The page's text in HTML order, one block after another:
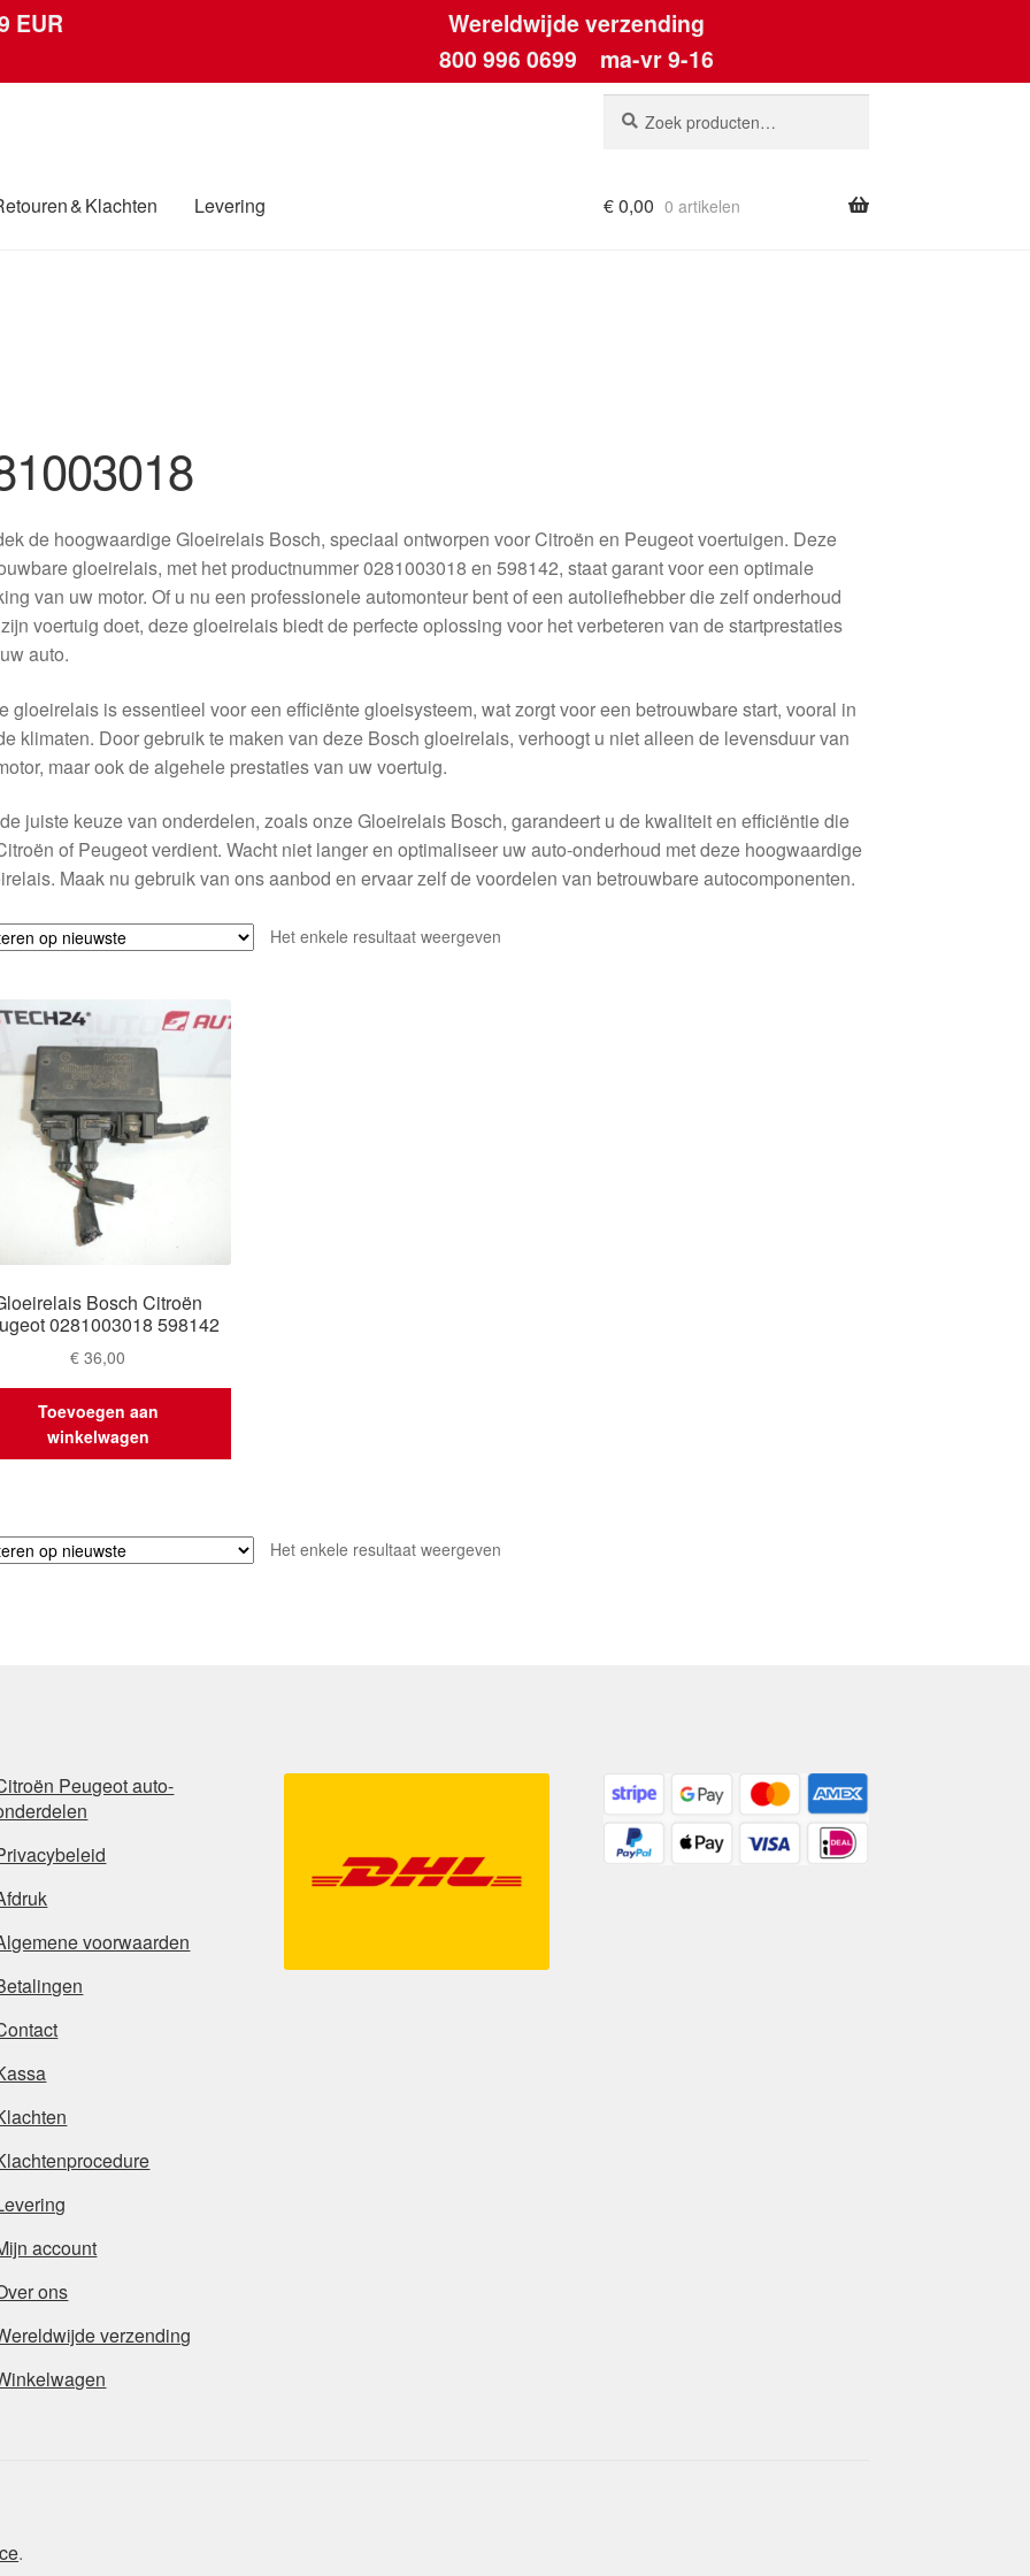
EUR
Wereldwijde verzending
800 996 0699 ma-vr 9-16
naar:
& Klachten Levering €0,00 0 artikelen
de hoogwaardige Gloeirelais Bosch, speciaal ontworpen voor Citroën en Peugeot voertuigen. Deze
gloeirelais, met het productnummer 0281003018 en 598142, staat garant voor een optimale
van uw motor. Of u nu een professionele automonteur bent of een autoliefhebber die zelf onderhoud
voertuig doet, deze gloeirelais biedt de perfecte oplossing voor het verbeteren van de startprestaties
auto.
gloeirelais is essentieel voor een efficiënte gloeisysteem, wat zorgt voor een betrouwbare start, vooral in
klimaten. Door gebruik te maken van deze Bosch gloeirelais, verhoogt u niet alleen de levensduur van
maar ook de algehele prestaties van uw voertuig.
juiste keuze van onderdelen, zoals onze Gloeirelais Bosch, garandeert u de kwaliteit en efficiëntie die
of Peugeot verdient. Wacht niet langer en optimaliseer uw auto-onderhoud met deze hoogwaardige
Maak nu gebruik van ons aanbod en ervaar zelf de voordelen van betrouwbare autocomponenten.
Het enkele resultaat weergeven
Bosch Citroën
0281003018 598142
€ 36,00
Toevoegen aan
winkelwagen
Het enkele resultaat weergeven
Peugeot auto-
voorwaarden
account
ons
verzending
.